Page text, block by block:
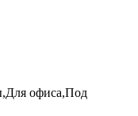
офиса,Под